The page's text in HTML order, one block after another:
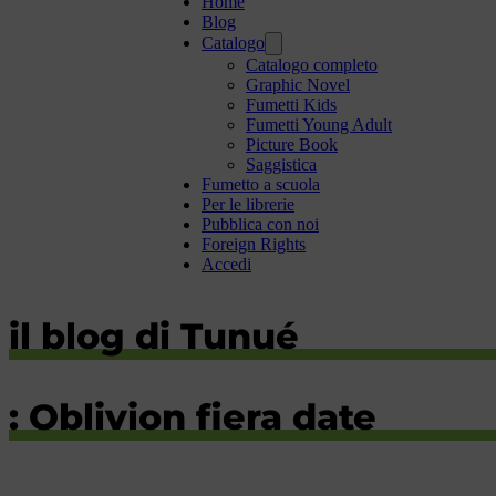
Blog
Catalogo
Catalogo completo
Graphic Novel
Fumetti Kids
Fumetti Young Adult
Picture Book
Saggistica
Fumetto a scuola
Per le librerie
Pubblica con noi
Foreign Rights
Accedi
il blog di Tunué
: Oblivion fiera date